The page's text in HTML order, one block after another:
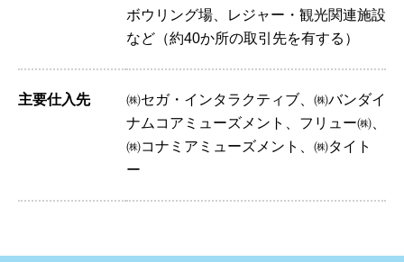
ボウリング場、レジャー・観光関連施設
など（約40か所の取引先を有する）
主要仕入先
㈱セガ・インタラクティブ、㈱バンダイ
ナムコアミューズメント、フリュー㈱、
㈱コナミアミューズメント、㈱タイト
ー